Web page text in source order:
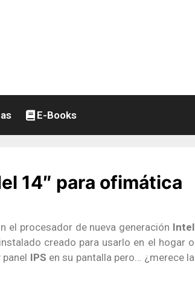
E-Books
14″ para ofimática
el procesador de nueva generación Intel
creado para usarlo en el hogar o
panel IPS en su pantalla pero… ¿merece la